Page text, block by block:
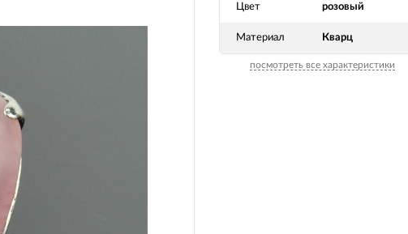
Цвет розовый
Материал Кварц
посмотреть все характеристики